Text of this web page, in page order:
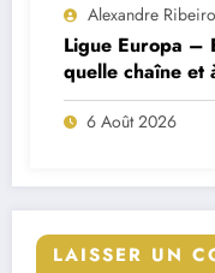
Alexandre Ribeiro
Ligue Europa –
quelle chaîne et
match ?
6 Août 2026
LAISSER UN